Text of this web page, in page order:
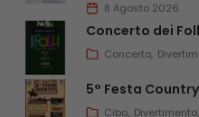
8 Agosto 2026
Concerto dei
Concerto
5° Festa Country
Cibo Divertimento